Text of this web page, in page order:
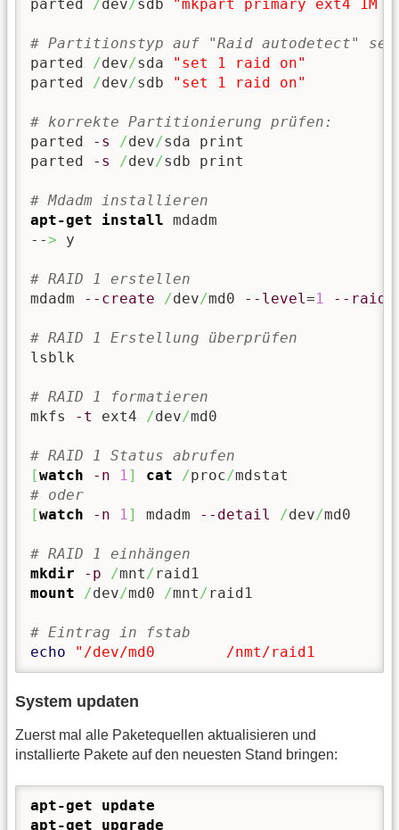
parted /dev/sdb "mkpart primary ext4 1M -
# Partitionstyp auf "Raid autodetect"
parted /dev/sda
"set 1 raid on"
parted /dev/sdb "set 1 raid on"
# korrekte Partitionierung prüfen:
parted
-s /dev/sda print
parted
-s /dev/sdb print
# Mdadm installieren
apt-get install mdadm
--> y
# RAID 1 erstellen
mdadm
--create /dev/md0 --level=1 --raid-
# RAID 1 Erstellung überprüfen
lsblk
# RAID 1 formatieren
mkfs
-t ext4 /dev/md0
# RAID 1 Status abrufen
[watch -n 1] cat /proc/
# oder
[watch -n 1] mdadm --detail /dev/md0
# RAID 1 einhängen
mkdir
-p /mnt/
mount
/dev/md0 /mnt/raid1
# Eintrag in fstab
echo
"/dev/md0        /nmt/raid1
System updaten
Zuerst mal alle Paketequellen aktualisieren und
installierte Pakete auf den neuesten Stand bringen:
apt-get update
apt-get upgrade